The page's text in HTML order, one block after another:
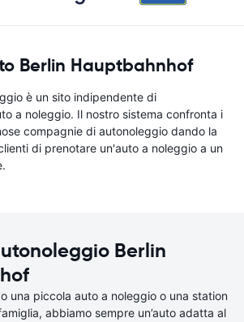
Berlin Hauptbahnhof
è un sito indipendente di
a noleggio. Il nostro sistema confronta i
compagnie di autonoleggio dando la
di prenotare un'auto a noleggio a un
Berlin
una piccola auto a noleggio o una station
abbiamo sempre un’auto adatta al